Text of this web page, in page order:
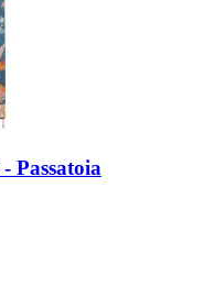
Passatoia